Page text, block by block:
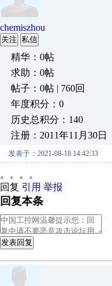
chemiszhou
关注 私信
精华：0帖
求助：0帖
帖子：0帖 | 760回
年度积分：0
历史总积分：140
注册：2011年11月30日
发表于：2021-08-18 14:42:33
。。。。
回复 引用 举报
回复本条
发表回复